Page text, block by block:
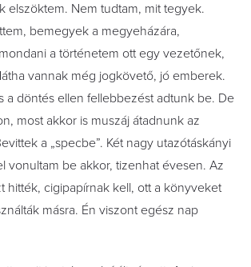
elszöktem. Nem tudtam, mit tegyek.
bemegyek a megyeházára,
a történetem ott egy vezetőnek,
vannak még jogkövető, jó emberek.
a döntés ellen fellebbezést adtunk be. De
most akkor is muszáj átadnunk az
a „specbe”. Két nagy utazótáskányi
vonultam be akkor, tizenhat évesen. Az
hitték, cigipapírnak kell, ott a könyveket
másra. Én viszont egész nap